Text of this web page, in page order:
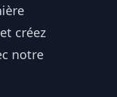
créez
notre